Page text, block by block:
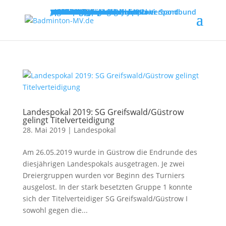
MENUMENU
Willkommen
Verband
Verbandsführung
Ausschreibungen
Vereine
Vereinsservice
Spielbetrieb
Turniere
Landesliga
Landesklasse
Bezirksliga
Lehre & Ausbildung
Ausbildungen
Fortbildungen
Trainerinfos
Schulsport
Shuttle Time
„Mach mit – spiel dich fit!“
Jugend trainiert für Olympia
Spiel- und Sportabzeichen
Badmintonabenteuer mit Toni
Links
DBV - Deutscher Badminton-Verband
DBV - Gruppe Nord
DOSB - Deutscher Olympischer Sportbund
LSB - Landessportbund MV
Landespokal 2019: SG Greifswald/Güstrow
gelingt Titelverteidigung
28. Mai 2019| Landespokal
Am 26.05.2019 wurde in Güstrow die Endrunde des
diesjährigen Landespokals ausgetragen. Je zwei
Dreiergruppen wurden vor Beginn des Turniers
ausgelost. In der stark besetzten Gruppe 1 konnte
sich der Titelverteidiger SG Greifswald/Güstrow I
sowohl gegen die...